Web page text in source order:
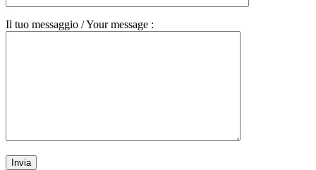
Il tuo messaggio / Your message :